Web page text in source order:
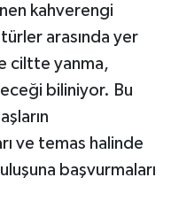
kahverengi
arasında yer
ciltte yanma,
biliniyor. Bu
ve temas halinde
başvurmaları